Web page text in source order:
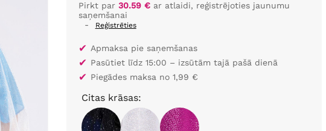
Pirkt par 30.59 €ar atlaidi, reģistrējoties jaunumu
saņemšanai
-
Reģistrēties
✔ Apmaksa pie saņemšanas
✔ Pasūtiet līdz 15:00 – izsūtām tajā pašā dienā
✔ Piegādes maksa no 1,99 €
Citas krāsas: